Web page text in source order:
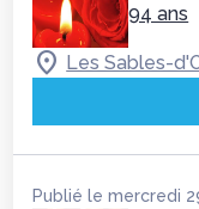
94 ans
Les Sables-
Publié le mercredi